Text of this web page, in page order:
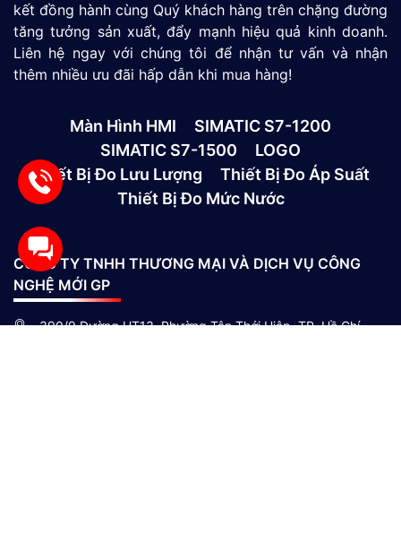
kết đồng hành cùng Quý khách hàng trên chặng đường
tăng tưởng sản xuất, đẩy mạnh hiệu quả kinh doanh.
Liên hệ ngay với chúng tôi để nhận tư vấn và nhận
thêm nhiều ưu đãi hấp dẫn khi mua hàng!
Màn Hình HMI
SIMATIC S7-1200
SIMATIC S7-1500
LOGO
Thiết Bị Đo Lưu Lượng
Thiết Bị Đo Áp Suất
Thiết Bị Đo Mức Nước
CÔNG TY TNHH THƯƠNG MẠI VÀ DỊCH VỤ CÔNG
NGHỆ MỚI GP
390/9 Đường HT13, Phường Tân Thới Hiệp, TP. Hồ Chí